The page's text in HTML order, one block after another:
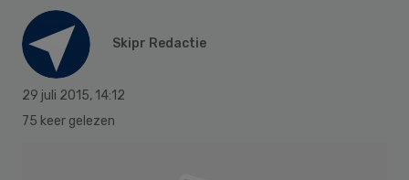
Skipr Redactie
29 juli 2015, 14:12
75 keer gelezen